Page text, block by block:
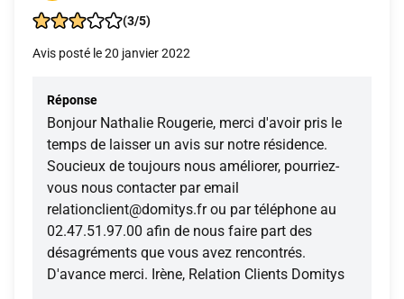
(3/5)
Avis posté le 20 janvier 2022
Réponse
Bonjour Nathalie Rougerie, merci d'avoir pris le
temps de laisser un avis sur notre résidence.
Soucieux de toujours nous améliorer, pourriez-
vous nous contacter par email
relationclient@domitys.fr ou par téléphone au
02.47.51.97.00 afin de nous faire part des
désagréments que vous avez rencontrés.
D'avance merci. Irène, Relation Clients Domitys